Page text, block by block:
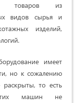
товаров из
видов сырья и
изделий,
имеет
но к сожалению
то есть
этих машин не